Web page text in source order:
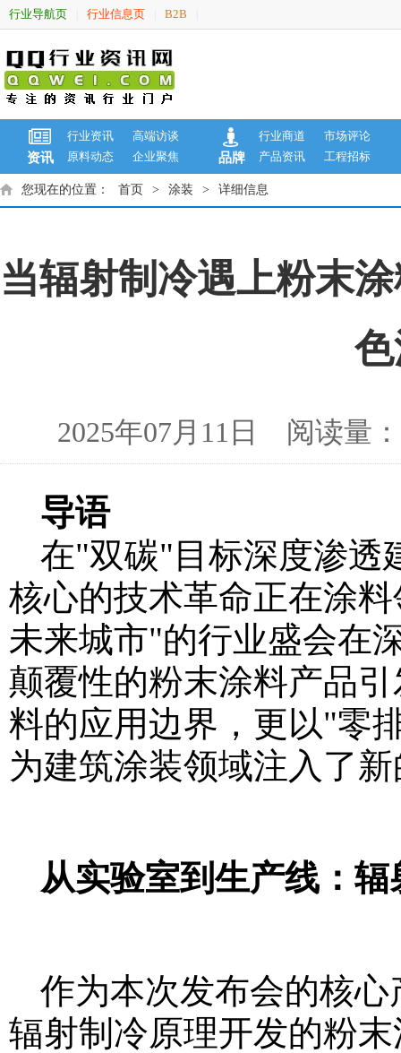
行业导航页 行业信息页 B2B
资讯
行业资讯
高端访谈
原料动态
企业聚焦 品牌
行业商道
市场评论
产品资讯
工程招标
您现在的位置： 首页 > 涂装 > 详细信息
当辐射制冷遇上粉末
2025年07月11日 阅读
导语
在"双碳"目标深度渗透
核心的技术革命正在涂
未来城市"的行业盛会在
颠覆性的粉末涂料产品
料的应用边界，更以"零
为建筑涂装领域注入了
从实验室到生产线：
作为本次发布会的核
辐射制冷原理开发的粉